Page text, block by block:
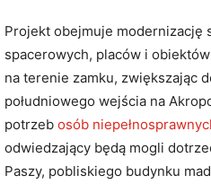
Projekt obejmuje modernizację
spacerowych, placów i
na terenie zamku, zwiększając
południowego wejścia na
potrzeb osób
odwiedzający będą mogli
Paszy, pobliskiego budynku